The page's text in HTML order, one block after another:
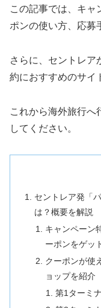
この記事では、キャ
ポンの使い方、応募
さらに、セントレア
約におすすめのサイ
これから海外旅行へ
してください。
セントレア発「
は？概要を解説
キャンペーン
ーポンをゲッ
クーポンが使
ョップを紹介
第1ターミ